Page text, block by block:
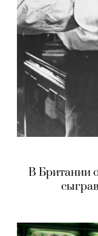
В Британии